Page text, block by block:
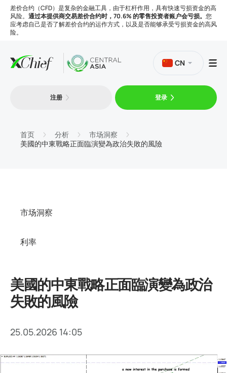
差价合约（CFD）是复杂的金融工具，由于杠杆作用，具有快速亏损资金的高
风险。 通过本提供商交易差价合约时，70.6% 的零售投资者账户会亏损。 您
应考虑自己是否了解差价合约的运作方式，以及是否能够承受亏损资金的高风
险。
平台
CN
注册 登录
首页 分析
市场洞察
美國的中東戰略正面臨演變為政治失敗的風險
市场洞察
利率
美國的中東戰略正面臨演變為政治
失敗的風險
25.05.2026 14:05